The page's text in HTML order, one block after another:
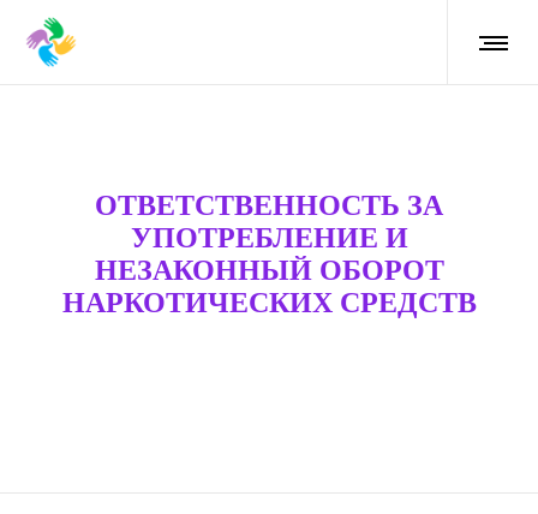
ОТВЕТСТВЕННОСТЬ ЗА
УПОТРЕБЛЕНИЕ И
НЕЗАКОННЫЙ ОБОРОТ
НАРКОТИЧЕСКИХ СРЕДСТВ